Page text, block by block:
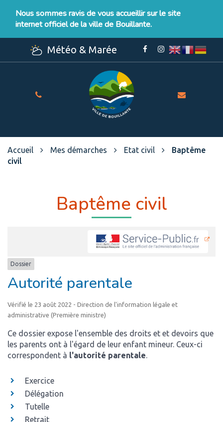
Nous sommes ravis de vous accueillir sur le site
internet officiel de la ville de Bouillante.
Météo & Marée
Lien
Facebook
Lien
Instagram
Site
officiel
de
de
Accueil Mes démarches Etat civil
Baptême
civil
Baptême civil
Dossier
Autorité parentale
Vérifié le 23 août 2022 - Direction de l'information légale et
administrative (Première ministre)
Ce dossier expose l'ensemble des droits et et devoirs que
les parents ont à l'égard de leur enfant mineur. Ceux-ci
correspondent à l'autorité parentale.
Exercice
Délégation
Tutelle
Retrait